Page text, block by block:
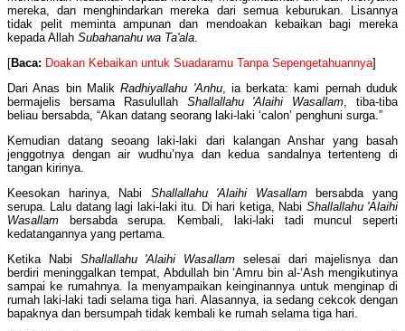
mereka, dan menghindarkan mereka dari semua keburukan. Lisannya
tidak pelit meminta ampunan dan mendoakan kebaikan bagi mereka
kepada Allah Subahanahu wa Ta'ala.
[Baca: Doakan Kebaikan untuk Suadaramu Tanpa Sepengetahuannya]
Dari Anas bin MalikRadhiyallahu 'Anhu, ia berkata: kami pernah duduk
bermajelis bersama Rasulullah Shallallahu 'Alaihi Wasallam, tiba-tiba
beliau bersabda, “Akan datang seorang laki-laki ‘calon’ penghuni surga.”
Kemudian datang seoang laki-laki dari kalangan Anshar yang basah
jenggotnya dengan air wudhu’nya dan kedua sandalnya tertenteng di
tangan kirinya.
Keesokan harinya, Nabi Shallallahu 'Alaihi Wasallambersabda yang
serupa. Lalu datang lagi laki-laki itu. Di hari ketiga, Nabi Shallallahu 'Alaihi
Wasallam
bersabda serupa. Kembali, laki-laki tadi muncul seperti
kedatangannya yang pertama.
Ketika Nabi Shallallahu 'Alaihi Wasallam selesai dari majelisnya dan
berdiri meninggalkan tempat, Abdullah bin ‘Amru bin al-‘Ash mengikutinya
sampai ke rumahnya. Ia menyampaikan keinginannya untuk menginap di
rumah laki-laki tadi selama tiga hari. Alasannya, ia sedang cekcok dengan
bapaknya dan bersumpah tidak kembali ke rumah selama tiga hari.